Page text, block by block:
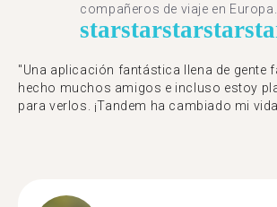
compañeros de viaje en Europa.
starstarstarstar
"Una aplicación fantástica llena de gente
hecho muchos amigos e incluso estoy
para verlos. ¡Tandem ha cambiado mi